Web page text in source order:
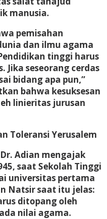
manusia.
pemisahan
dan ilmu agama
tinggi harus
Jika seseorang cerdas
bidang apa pun,”
bahwa kesuksesan
linieritas jurusan
Toleransi Yerusalem
Adian mengajak
saat Sekolah Tinggi
universitas pertama
Natsir saat itu jelas:
ditopang oleh
nilai agama.